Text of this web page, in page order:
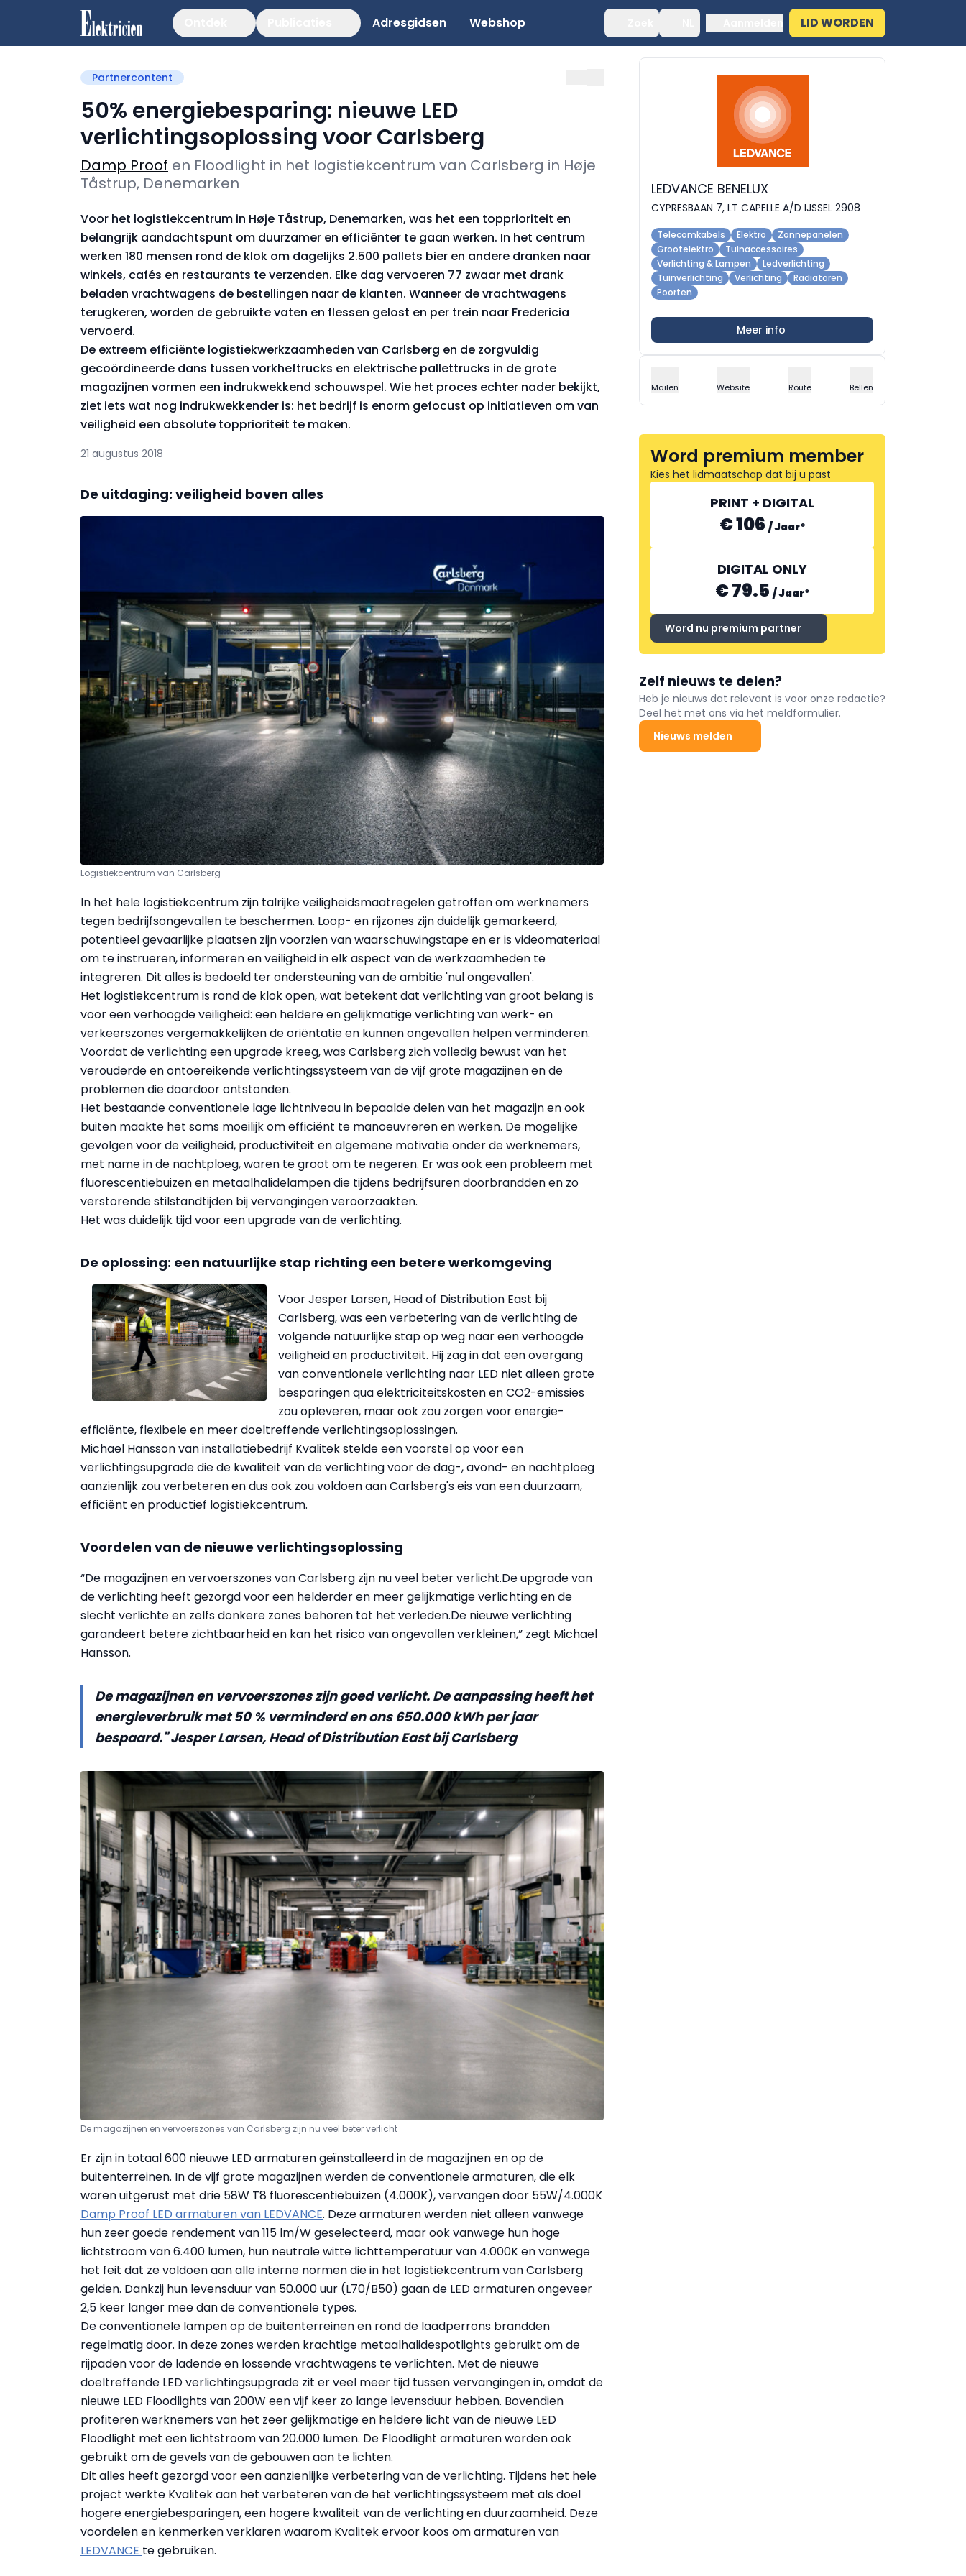
Adresgidsen Webshop LID WORDEN
Partnercontent
50% energiebesparing: nieuwe LED
verlichtingsoplossing voor Carlsberg
Damp Proof en Floodlight in het logistiekcentrum van Carlsberg in Høje
Tåstrup, Denemarken
Voor het logistiekcentrum in Høje Tåstrup, Denemarken, was het een topprioriteit en
belangrijk aandachtspunt om duurzamer en efficiënter te gaan werken. In het centrum
werken 180 mensen rond de klok om dagelijks 2.500 pallets bier en andere dranken naar
winkels, cafés en restaurants te verzenden. Elke dag vervoeren 77 zwaar met drank
beladen vrachtwagens de bestellingen naar de klanten. Wanneer de vrachtwagens
terugkeren, worden de gebruikte vaten en flessen gelost en per trein naar Fredericia
vervoerd.
De extreem efficiënte logistiekwerkzaamheden van Carlsberg en de zorgvuldig
gecoördineerde dans tussen vorkheftrucks en elektrische pallettrucks in de grote
magazijnen vormen een indrukwekkend schouwspel. Wie het proces echter nader bekijkt,
ziet iets wat nog indrukwekkender is: het bedrijf is enorm gefocust op initiatieven om van
veiligheid een absolute topprioriteit te maken.
21 augustus 2018
De uitdaging: veiligheid boven alles
Logistiekcentrum van Carlsberg
In het hele logistiekcentrum zijn talrijke veiligheidsmaatregelen getroffen om werknemers
tegen bedrijfsongevallen te beschermen. Loop- en rijzones zijn duidelijk gemarkeerd,
potentieel gevaarlijke plaatsen zijn voorzien van waarschuwingstape en er is videomateriaal
om te instrueren, informeren en veiligheid in elk aspect van de werkzaamheden te
integreren. Dit alles is bedoeld ter ondersteuning van de ambitie 'nul ongevallen'.
Het logistiekcentrum is rond de klok open, wat betekent dat verlichting van groot belang is
voor een verhoogde veiligheid: een heldere en gelijkmatige verlichting van werk- en
verkeerszones vergemakkelijken de oriëntatie en kunnen ongevallen helpen verminderen.
Voordat de verlichting een upgrade kreeg, was Carlsberg zich volledig bewust van het
verouderde en ontoereikende verlichtingssysteem van de vijf grote magazijnen en de
problemen die daardoor ontstonden.
Het bestaande conventionele lage lichtniveau in bepaalde delen van het magazijn en ook
buiten maakte het soms moeilijk om efficiënt te manoeuvreren en werken. De mogelijke
gevolgen voor de veiligheid, productiviteit en algemene motivatie onder de werknemers,
met name in de nachtploeg, waren te groot om te negeren. Er was ook een probleem met
fluorescentiebuizen en metaalhalidelampen die tijdens bedrijfsuren doorbrandden en zo
verstorende stilstandtijden bij vervangingen veroorzaakten.
Het was duidelijk tijd voor een upgrade van de verlichting.
De oplossing: een natuurlijke stap richting een betere werkomgeving
Voor Jesper Larsen, Head of Distribution East bij
Carlsberg, was een verbetering van de verlichting de
volgende natuurlijke stap op weg naar een verhoogde
veiligheid en productiviteit. Hij zag in dat een overgang
van conventionele verlichting naar LED niet alleen grote
besparingen qua elektriciteitskosten en CO2-emissies
zou opleveren, maar ook zou zorgen voor energie-
efficiënte, flexibele en meer doeltreffende verlichtingsoplossingen.
Michael Hansson van installatiebedrijf Kvalitek stelde een voorstel op voor een
verlichtingsupgrade die de kwaliteit van de verlichting voor de dag-, avond- en nachtploeg
aanzienlijk zou verbeteren en dus ook zou voldoen aan Carlsberg's eis van een duurzaam,
efficiënt en productief logistiekcentrum.
Voordelen van de nieuwe verlichtingsoplossing
“De magazijnen en vervoerszones van Carlsberg zijn nu veel beter verlicht.De upgrade van
de verlichting heeft gezorgd voor een helderder en meer gelijkmatige verlichting en de
slecht verlichte en zelfs donkere zones behoren tot het verleden.De nieuwe verlichting
garandeert betere zichtbaarheid en kan het risico van ongevallen verkleinen,” zegt Michael
Hansson.
De magazijnen en vervoerszones zijn goed verlicht. De aanpassing heeft het
energieverbruik met 50 % verminderd en ons 650.000 kWh per jaar
bespaard." Jesper Larsen, Head of Distribution East bij Carlsberg
De magazijnen en vervoerszones van Carlsberg zijn nu veel beter verlicht
Er zijn in totaal 600 nieuwe LED armaturen geïnstalleerd in de magazijnen en op de
buitenterreinen. In de vijf grote magazijnen werden de conventionele armaturen, die elk
waren uitgerust met drie 58W T8 fluorescentiebuizen (4.000K), vervangen door 55W/4.000K
Damp Proof LED armaturen van LEDVANCE. Deze armaturen werden niet alleen vanwege
hun zeer goede rendement van 115 lm/W geselecteerd, maar ook vanwege hun hoge
lichtstroom van 6.400 lumen, hun neutrale witte lichttemperatuur van 4.000K en vanwege
het feit dat ze voldoen aan alle interne normen die in het logistiekcentrum van Carlsberg
gelden. Dankzij hun levensduur van 50.000 uur (L70/B50) gaan de LED armaturen ongeveer
2,5 keer langer mee dan de conventionele types.
De conventionele lampen op de buitenterreinen en rond de laadperrons brandden
regelmatig door. In deze zones werden krachtige metaalhalidespotlights gebruikt om de
rijpaden voor de ladende en lossende vrachtwagens te verlichten. Met de nieuwe
doeltreffende LED verlichtingsupgrade zit er veel meer tijd tussen vervangingen in, omdat de
nieuwe LED Floodlights van 200W een vijf keer zo lange levensduur hebben. Bovendien
profiteren werknemers van het zeer gelijkmatige en heldere licht van de nieuwe LED
Floodlight met een lichtstroom van 20.000 lumen. De Floodlight armaturen worden ook
gebruikt om de gevels van de gebouwen aan te lichten.
Dit alles heeft gezorgd voor een aanzienlijke verbetering van de verlichting. Tijdens het hele
project werkte Kvalitek aan het verbeteren van de het verlichtingssysteem met als doel
hogere energiebesparingen, een hogere kwaliteit van de verlichting en duurzaamheid. Deze
voordelen en kenmerken verklaren waarom Kvalitek ervoor koos om armaturen van
LEDVANCE te gebruiken.
LEDVANCE BENELUX
CYPRESBAAN 7, LT CAPELLE A/D IJSSEL 2908
Telecomkabels Elektro
Zonnepanelen
Grootelektro
Tuinaccessoires
Verlichting & Lampen
Ledverlichting
Tuinverlichting
Verlichting
Radiatoren
Poorten
Meer info
Mailen Website Route Bellen
Word premium member
Kies het lidmaatschap dat bij u past
PRINT + DIGITAL
€ 106 /Jaar*
DIGITAL ONLY
€ 79.5 /Jaar*
Word nu premium partner
Zelf nieuws te delen?
Heb je nieuws dat relevant is voor onze redactie?
Deel het met ons via het meldformulier.
Nieuws melden